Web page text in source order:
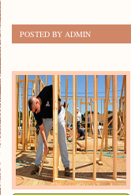
POSTED BY ADMIN